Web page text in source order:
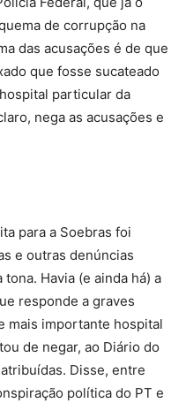
de corrupção na
das acusações é de que
que fosse sucateado
particular da
nega as acusações e
para a Soebras foi
e outras denúncias
Havia (e ainda há) a
responde a graves
mais importante hospital
de negar, ao Diário do
Disse, entre
política do PT e